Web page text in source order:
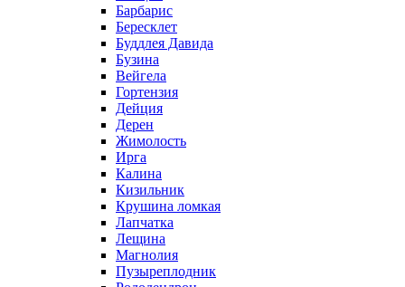
Барбарис
Бересклет
Буддлея Давида
Бузина
Вейгела
Гортензия
Дейция
Дерен
Жимолость
Ирга
Калина
Кизильник
Крушина ломкая
Лапчатка
Лещина
Магнолия
Пузыреплодник